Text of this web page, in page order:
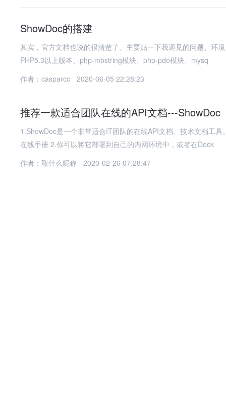
ShowDoc的搭建
其实，官方文档也说的很清楚了。主要贴一下我遇见的问题。环
PHP5.3以上版本、php-mbstring模块、php-pdo模块、mysq
作者：casparcc
2020-06-05 22:28:23
推荐一款适合团队在线的API文档---ShowDoc
1.ShowDoc是一个非常适合IT团队的在线API文档、技术文档工
在线手册 2.你可以将它部署到自己的内网环境中，或者在Dock
作者：取什么昵称
2020-02-26 07:28:47